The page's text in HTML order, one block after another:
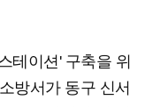
테이션' 구축을 위
방서가 동구 신서